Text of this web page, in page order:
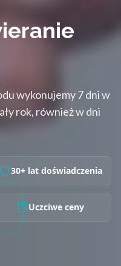
wykonujemy 7 dni w
rok, również w dni
30+ lat doświadczenia
Uczciwe ceny